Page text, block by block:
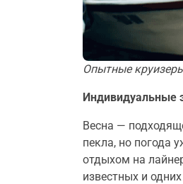
Опытные
Индивидуальные
Весна —
пекла, но погода
отдыхом на
известных и